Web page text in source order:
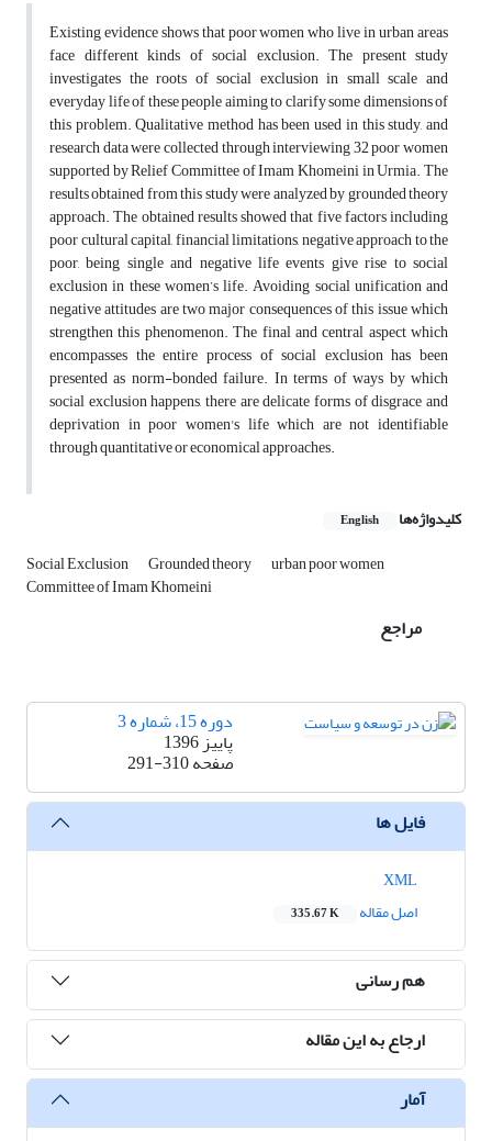
Existing evidence shows that poor women who live in urban areas
face different kinds of social exclusion. The present study
investigates the roots of social exclusion in small scale and
everyday life of these people aiming to clarify some dimensions of
this problem. Qualitative method has been used in this study, and
research data were collected through interviewing 32 poor women
supported by Relief Committee of Imam Khomeini in Urmia. The
results obtained from this study were analyzed by grounded theory
approach. The obtained results showed that five factors including
poor cultural capital, financial limitations, negative approach to the
poor, being single and negative life events give rise to social
exclusion in these women’s life. Avoiding social unification and
negative attitudes are two major consequences of this issue which
strengthen this phenomenon. The final and central aspect which
encompasses the entire process of social exclusion has been
presented as norm-bonded failure. In terms of ways by which
social exclusion happens, there are delicate forms of disgrace and
deprivation in poor women's life which are not identifiable
through quantitative or economical approaches.
کلیدواژه‌ها English
Social Exclusion Grounded theory urban poor women
Committee of Imam Khomeini
مراجع
دوره 15، شماره 3
پاییز 1396
صفحه291-310
فایل ها
اصل مقاله
335.67 K
هم رسانی
ارجاع به این مقاله
آمار